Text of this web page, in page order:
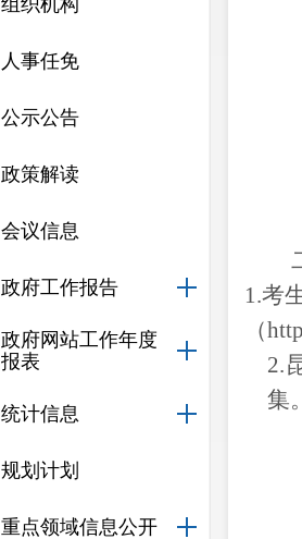
组织机构
人事任免
公示公告
政策解读
会议信息
政府工作报告
政府网站工作年度
报表
统计信息
规划计划
重点领域信息公开
1.考
（
2.
集